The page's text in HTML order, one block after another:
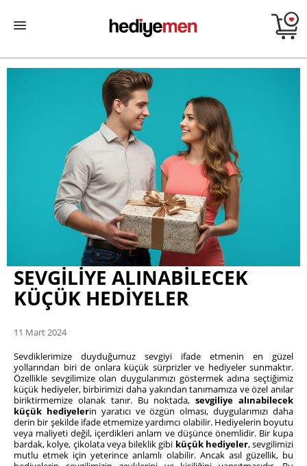
SEVGILIYE ALINABILECEK
KÜÇÜK HEDIYELER
11 Mart 2024
Sevdiklerimize duyduğumuz sevgiyi ifade etmenin en güzel
yollarından biri de onlara küçük sürprizler ve hediyeler sunmaktır.
Özellikle sevgilimize olan duygularımızı göstermek adına seçtiğimiz
küçük hediyeler, birbirimizi daha yakından tanımamıza ve özel anılar
biriktirmemize olanak tanır. Bu noktada,sevgiliye alınabilecek
küçük hediyelerin yaratıcı ve özgün olması, duygularımızı daha
derin bir şekilde ifade etmemize yardımcı olabilir. Hediyelerin boyutu
veya maliyeti değil, içerdikleri anlam ve düşünce önemlidir. Bir kupa
bardak, kolye, çikolata veya bileklik gibi küçük hediyeler, sevgilimizi
mutlu etmek için yeterince anlamlı olabilir. Ancak asıl güzellik, bu